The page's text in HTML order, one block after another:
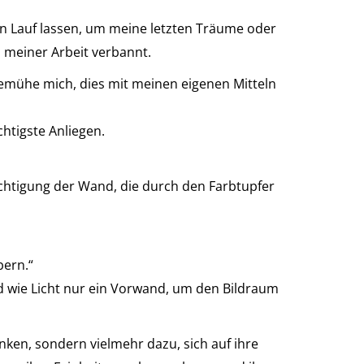
Lauf lassen, um meine letzten Träume oder
meiner Arbeit verbannt.
mich, dies mit meinen eigenen Mitteln
Anliegen.
der Wand, die durch den Farbtupfer
wie Licht nur ein Vorwand, um den Bildraum
sondern vielmehr dazu, sich auf ihre